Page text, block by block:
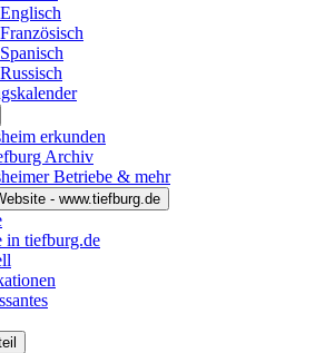
erkunden
Archiv
Betriebe & mehr
- www.tiefburg.de
in tiefburg.de